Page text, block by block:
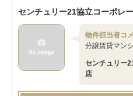
センチュリー21協立コーポレ
物件担当者コ
分譲賃貸マン
センチュリー
店